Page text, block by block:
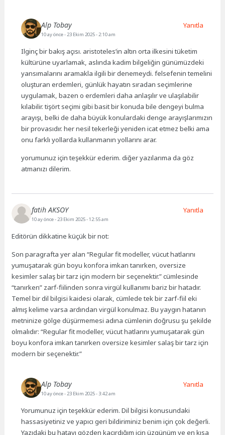
Alp Tobay
10 ay önce- 23 Ekim 2025 - 2:10 am
Ilginç bir bakış açısı. aristoteles’in altın orta ilkesini tüketim
kültürüne uyarlamak, aslında kadim bilgeliğin günümüzdeki
yansımalarını aramakla ilgili bir denemeydi. felsefenin temelini
oluşturan erdemleri, günlük hayatın sıradan seçimlerine
uygulamak, bazen o erdemleri daha anlaşılır ve ulaşılabilir
kılabilir. tişört seçimi gibi basit bir konuda bile dengeyi bulma
arayışı, belki de daha büyük konulardaki denge arayışlarımızın
bir provasıdır. her nesil tekerleği yeniden icat etmez belki ama
onu farklı yollarda kullanmanın yollarını arar.
yorumunuz için teşekkür ederim. diğer yazılarıma da göz
atmanızı dilerim.
Yanıtla
fatih AKSOY
10 ay önce- 23 Ekim 2025 - 12:55 am
Editörün dikkatine küçük bir not:
Son paragrafta yer alan “Regular fit modeller, vücut hatlarını
yumuşatarak gün boyu konfora imkan tanırken, oversize
kesimler salaş bir tarz için modern bir seçenektir.” cümlesinde
“tanırken” zarf-fiilinden sonra virgül kullanımı bariz bir hatadır.
Temel bir dil bilgisi kaidesi olarak, cümlede tek bir zarf-fiil eki
almış kelime varsa ardından virgül konulmaz. Bu yaygın hatanın
metninize gölge düşürmemesi adına cümlenin doğrusu şu şekilde
olmalıdır: “Regular fit modeller, vücut hatlarını yumuşatarak gün
boyu konfora imkan tanırken oversize kesimler salaş bir tarz için
modern bir seçenektir.”
Yanıtla
Alp Tobay
10 ay önce- 23 Ekim 2025 - 3:42 am
Yorumunuz için teşekkür ederim. Dil bilgisi konusundaki
hassasiyetiniz ve yapıcı geri bildiriminiz benim için çok değerli.
Yazıdaki bu hatayı gözden kaçırdığım için üzgünüm ve en kısa
Yanıtla